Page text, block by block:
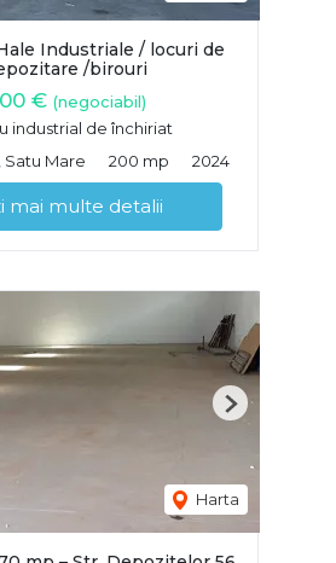
Industriale / locuri de
/birouri
€ (negociabil)
industrial de închiriat
Satu Mare
200 mp 2024
mai multe detalii
Harta
Next